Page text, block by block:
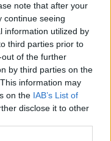
note that after your
continue seeing
information utilized by
third parties prior to
of the further
by third parties on the
information may
on the IAB’s List of
disclose it to other
Adja
szabályzatot
kattintás, és hírlevelünk a